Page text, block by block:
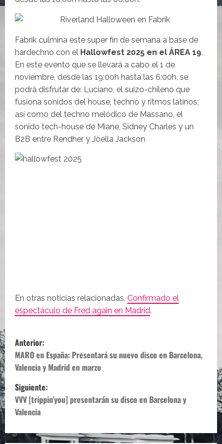
Fabrik culmina este super fin de semana a base de
hardechno con el Hallowfest 2025 en el ÁREA 19.
En este evento que se llevará a cabo el 1 de
noviembre, desde las 19:00h hasta las 6:00h, se
podrá disfrutar de: Luciano, el suizo-chileno que
fusiona sonidos del house, techno y ritmos latinos;
así como del techno melódico de Massano, el
sonido tech-house de Miane, Sidney Charles y un
B2B entre Rendher y Jöella Jackson
En otras noticias relacionadas, Confirmado el
espectáculo de Fred again en Madrid.
N
a
v
e
g
Anterior:
MARO en España: Presentará su nuevo disco en Barcelona,
Valencia y Madrid en marzo
Siguiente:
VVV [trippin’you] presentarán su disco en Barcelona y
Valencia